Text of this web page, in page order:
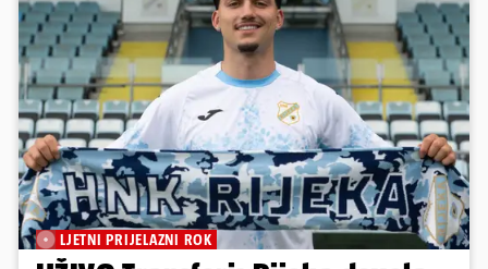
LJETNI PRIJELAZNI ROK